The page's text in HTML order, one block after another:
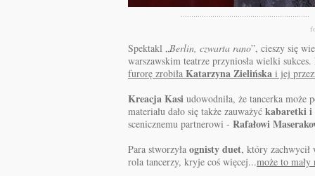
Spektakl „Berlin, czwarta rano”, cieszy się
warszawskim teatrze przyniosła wielki
furorę zrobiła Katarzyna Zielińska i jej
Kreacja Kasi udowodniła, że tancerka może
materiału dało się także zauważyć kabaretki i
scenicznemu partnerowi - Rafałowi
Para stworzyła ognisty duet, który zachwycił
rola tancerzy, kryje coś więcej...może to mały